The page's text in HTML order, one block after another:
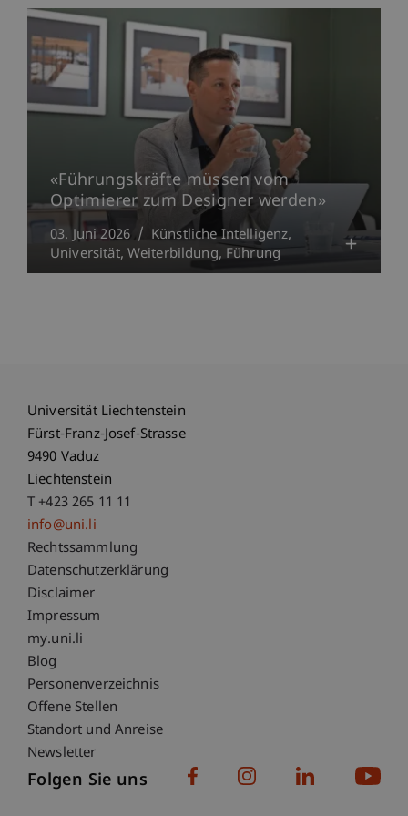
«Führungskräfte müssen vom
Optimierer zum Designer werden»
03. Juni 2026
Künstliche Intelligenz
Universität Weiterbildung Führung
Universität Liechtenstein
Fürst-Franz-Josef-Strasse
9490 Vaduz
Liechtenstein
T +423 265 11 11
info@uni.li
Fußzeile Rechtliche Hinweise
Rechtssammlung
Datenschutzerklärung
Disclaimer
Impressum
Fußzeile Subdomain-Verzeichnis
my.uni.li
Blog
Personenverzeichnis
Offene Stellen
Standort und Anreise
Newsletter
Folgen Sie uns